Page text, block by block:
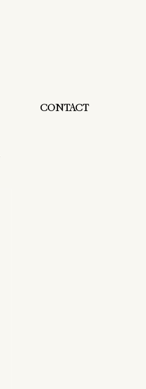
CONTACT